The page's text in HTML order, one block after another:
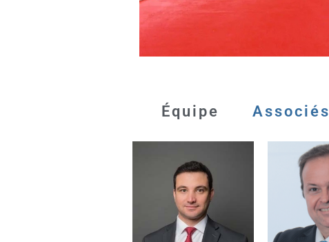
Équipe Associés